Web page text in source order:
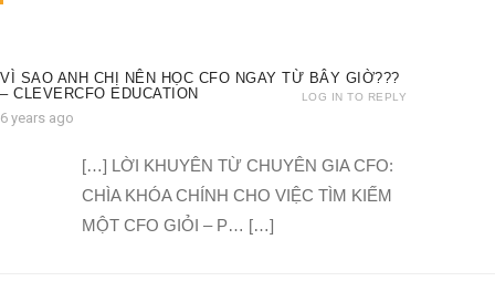
VÌ SAO ANH CHỊ NÊN HỌC CFO NGAY TỪ BÂY GIỜ???
– CLEVERCFO EDUCATION
6 years ago
LOG IN TO REPLY
[…] LỜI KHUYÊN TỪ CHUYÊN GIA CFO:
CHÌA KHÓA CHÍNH CHO VIỆC TÌM KIẾM
MỘT CFO GIỎI – P… […]